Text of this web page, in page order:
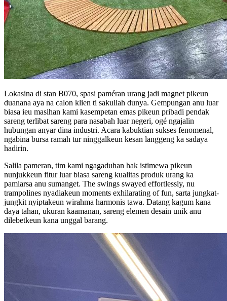
Lokasina di stan B070, spasi paméran urang jadi magnet pikeun
duanana aya na calon klien ti sakuliah dunya. Gempungan anu luar
biasa ieu masihan kami kasempetan emas pikeun pribadi pendak
sareng terlibat sareng para nasabah luar negeri, ogé ngajalin
hubungan anyar dina industri. Acara kabuktian sukses fenomenal,
ngabina bursa ramah tur ninggalkeun kesan langgeng ka sadaya
hadirin.
Salila pameran, tim kami ngagaduhan hak istimewa pikeun
nunjukkeun fitur luar biasa sareng kualitas produk urang ka
pamiarsa anu sumanget. The swings swayed effortlessly, nu
trampolines nyadiakeun moments exhilarating of fun, sarta jungkat-
jungkit nyiptakeun wirahma harmonis tawa. Datang kagum kana
daya tahan, ukuran kaamanan, sareng elemen desain unik anu
dilebetkeun kana unggal barang.